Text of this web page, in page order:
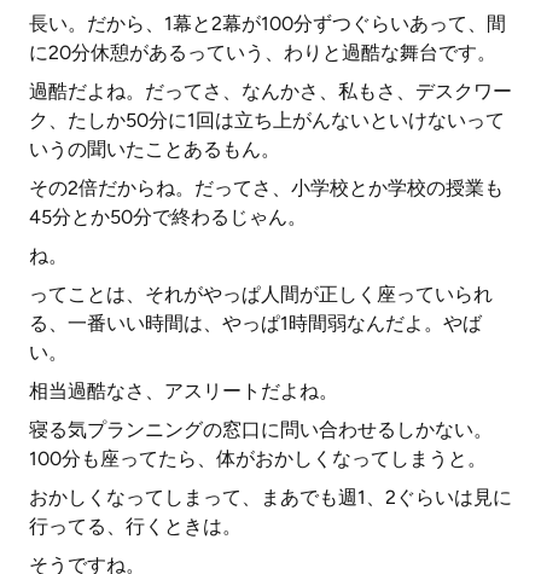
長い。だから、1幕と2幕が100分ずつぐらいあって、間
に20分休憩があるっていう、わりと過酷な舞台です。
過酷だよね。だってさ、なんかさ、私もさ、デスクワー
ク、たしか50分に1回は立ち上がんないといけないって
いうの聞いたことあるもん。
その2倍だからね。だってさ、小学校とか学校の授業も
45分とか50分で終わるじゃん。
ね。
ってことは、それがやっぱ人間が正しく座っていられ
る、一番いい時間は、やっぱ1時間弱なんだよ。やば
い。
相当過酷なさ、アスリートだよね。
寝る気プランニングの窓口に問い合わせるしかない。
100分も座ってたら、体がおかしくなってしまうと。
おかしくなってしまって、まあでも週1、2ぐらいは見に
行ってる、行くときは。
そうですね。